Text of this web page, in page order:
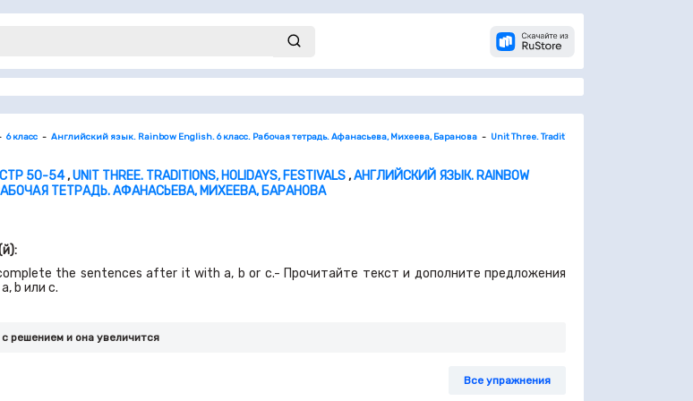
6 класс Английский язык. Rainbow English. 6 класс. Рабочая тетрадь. Афанасьева, Михеева, Баранова Unit Three. Traditions, Holidays, Festivals
СТР 50-54,UNIT THREE. TRADITIONS, HOLIDAYS, FESTIVALS,АНГЛИЙСКИЙ ЯЗЫК. RAINBOW
РАБОЧАЯ ТЕТРАДЬ. АФАНАСЬЕВА, МИХЕЕВА, БАРАНОВА
the sentences after it with a, b or c.- Прочитайте текст и дополните предложения
b или c.
решением и она увеличится
Все упражнения